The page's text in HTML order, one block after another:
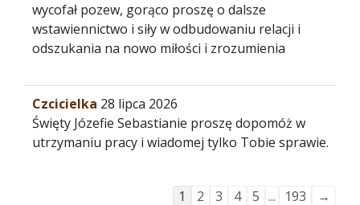
wycofał pozew, gorąco proszę o dalsze
wstawiennictwo i siły w odbudowaniu relacji i
odszukania na nowo miłości i zrozumienia
Czcicielka 28 lipca 2026
Święty Józefie Sebastianie proszę dopomóż w
utrzymaniu pracy i wiadomej tylko Tobie sprawie.
Guestbook
1 2 3 4 5 ... 193 →